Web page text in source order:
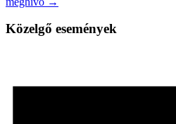
Közelgő események